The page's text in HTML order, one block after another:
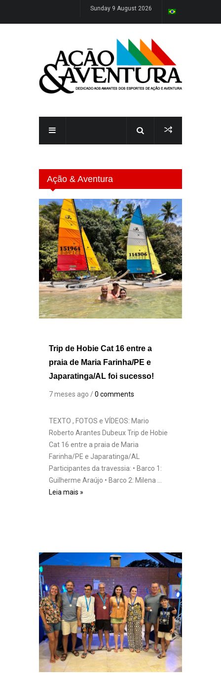
Sunday 9 August 2026
Ação & Aventura
Trip de Hobie Cat 16 entre a
praia de Maria Farinha/PE e
Japaratinga/AL foi sucesso!
7 meses ago /0 comments
TEXTO , FOTOS e VÍDEOS: Mario
Roberto Arantes Dubeux Trip de Hobie
Cat 16 entre a praia de Maria
Farinha/PE e Japaratinga/AL
Participantes da travessia: • Barco 1:
Guilherme Araújo • Barco 2: Milena …
Leia mais »